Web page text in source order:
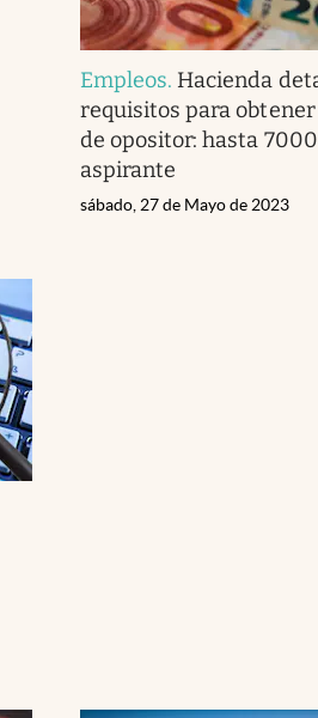
Empleos. Hacienda
requisitos para obtener
de opositor: hasta
aspirante
sábado, 27 de Mayo de 2023